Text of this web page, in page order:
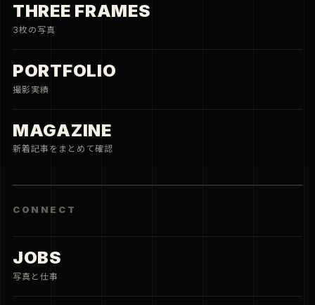
THREE FRAMES
3枚の写真
PORTFOLIO
撮影実績
MAGAZINE
新着記事をまとめて確認
CONNECT
JOBS
写真と仕事